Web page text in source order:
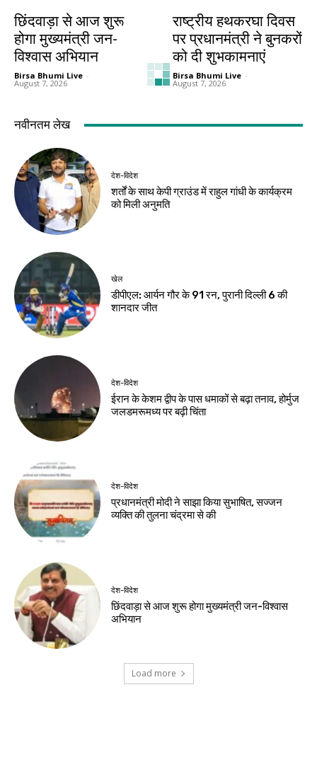
छिंदवाड़ा से आज शुरू
होगा मुख्यमंत्री जन-
विश्वास अभियान
Birsa Bhumi Live -
August 7, 2026
राष्ट्रीय हथकरघा दिवस
पर प्रधानमंत्री ने बुनकरों
को दी शुभकामनाएं
Birsa Bhumi Live -
August 7, 2026
देश-विदेश
बारिश से उत्तराखंड में
जनजीवन प्रभावित,
बद्रीनाथ मार्ग बाधित
Birsa Bhumi Live
August 7, 2026
देश-विदेश
पर्यावरण एवं पर्यटन
समिति में शामिल हुए
विधायक भद्र हेमब्रम
Birsa Bhumi Live
August 7, 2026
नवीनतम लेख
को मिली अनुमति
डीपीएल: आर्यन गौर के 91 रन, पुरानी दिल्ली 6 की